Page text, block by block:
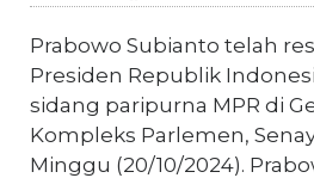
Prabowo Subianto telah
Presiden Republik
sidang paripurna MPR di
Kompleks Parlemen,
Minggu (20/10/2024).